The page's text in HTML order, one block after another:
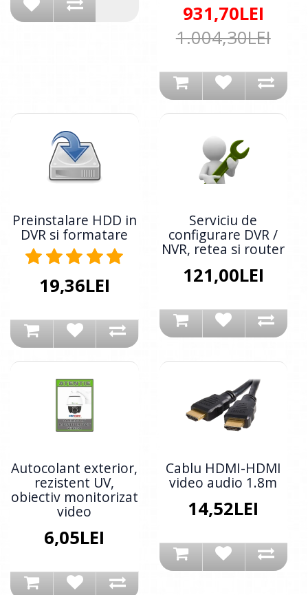
931,70LEI
1.004,30LEI
Preinstalare HDD in
DVR si formatare
19,36LEI
Serviciu de
configurare DVR /
NVR, retea si router
121,00LEI
Autocolant exterior,
rezistent UV,
obiectiv monitorizat
video
6,05LEI
Cablu HDMI-HDMI
video audio 1.8m
14,52LEI